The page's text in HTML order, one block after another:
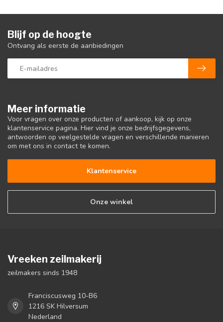
Meer informatie
Voor vragen over onze producten of aankoop, kijk op onze
klantenservice pagina. Hier vind je onze bedrijfsgegevens,
antwoorden op veelgestelde vragen en verschillende manieren
om met ons in contact te komen.
Klantenservice
Onze winkel
Blijf op de hoogte
Ontvang als eerste de aanbiedingen
Vreeken zeilmakerij
zeilmakers sinds 1948
Franciscusweg 10-B6
1216 SK Hilversum
Nederland